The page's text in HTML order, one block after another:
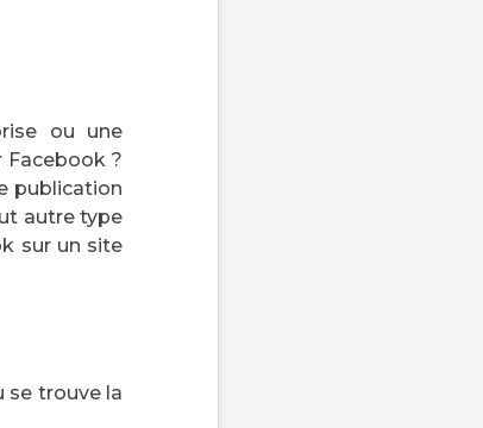
ou une
Facebook ?
publication
autre type
sur un site
se trouve la